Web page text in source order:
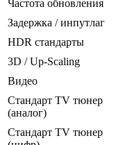
Частота обновления
Задержка / инпутлаг
HDR стандарты
3D / Up-Scaling
Видео
Стандарт TV тюнер
(аналог)
Стандарт TV тюнер